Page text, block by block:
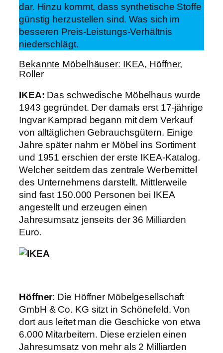
dar. Hinzu kommt, dass synthetische Stoffe
günstig herzustellen sind. Was sich im
besseren Preis-Leistungs-Verhältnis
niederschlägt.
Bekannte Möbelhäuser: IKEA, Höffner,
Roller
IKEA: Das schwedische Möbelhaus wurde
1943 gegründet. Der damals erst 17-jährige
Ingvar Kamprad begann mit dem Verkauf
von alltäglichen Gebrauchsgütern. Einige
Jahre später nahm er Möbel ins Sortiment
und 1951 erschien der erste IKEA-Katalog.
Welcher seitdem das zentrale Werbemittel
des Unternehmens darstellt. Mittlerweile
sind fast 150.000 Personen bei IKEA
angestellt und erzeugen einen
Jahresumsatz jenseits der 36 Milliarden
Euro.
Höffner: Die Höffner Möbelgesellschaft
GmbH & Co. KG sitzt in Schönefeld. Von
dort aus leitet man die Geschicke von etwa
6.000 Mitarbeitern. Diese erzielen einen
Jahresumsatz von mehr als 2 Milliarden